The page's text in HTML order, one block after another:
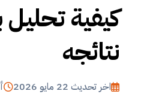
كيفية تحليل
نتائجه
اخر تحديث 22 مايو 2026